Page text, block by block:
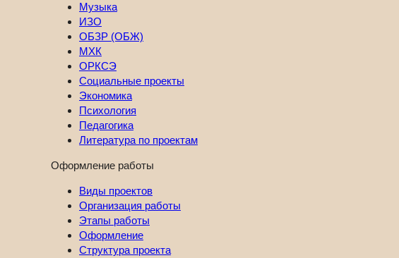
Музыка
ИЗО
ОБЗР (ОБЖ)
МХК
ОРКСЭ
Социальные проекты
Экономика
Психология
Педагогика
Литература по проектам
Оформление работы
Виды проектов
Организация работы
Этапы работы
Оформление
Структура проекта